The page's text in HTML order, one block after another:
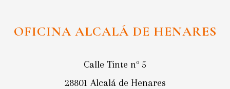
OFICINA ALCALÁ DE HENARES
Calle Tinte nº 5
28801 Alcalá de Henares